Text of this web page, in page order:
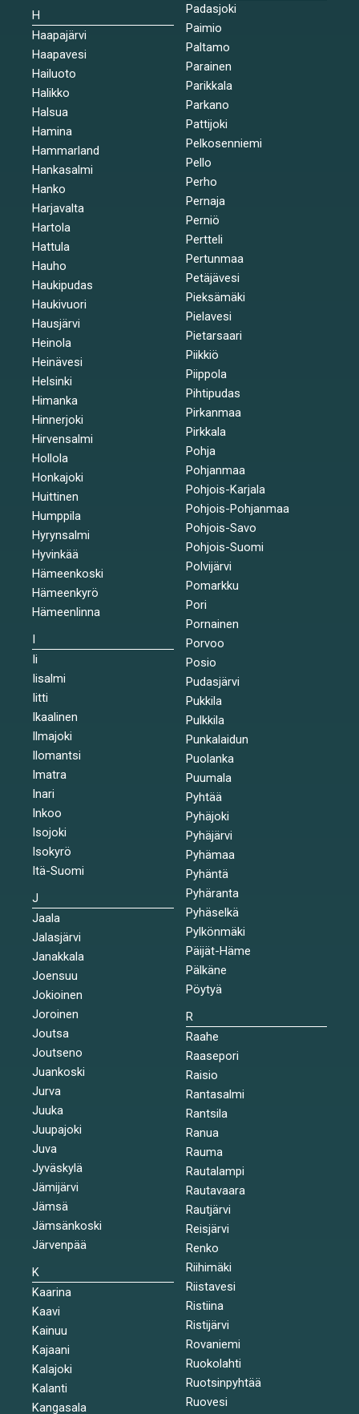
H
Haapajärvi
Haapavesi
Hailuoto
Halikko
Halsua
Hamina
Hammarland
Hankasalmi
Hanko
Harjavalta
Hartola
Hattula
Hauho
Haukipudas
Haukivuori
Hausjärvi
Heinola
Heinävesi
Helsinki
Himanka
Hinnerjoki
Hirvensalmi
Hollola
Honkajoki
Huittinen
Humppila
Hyrynsalmi
Hyvinkää
Hämeenkoski
Hämeenkyrö
Hämeenlinna
I
Ii
Iisalmi
Iitti
Ikaalinen
Ilmajoki
Ilomantsi
Imatra
Inari
Inkoo
Isojoki
Isokyrö
Itä-Suomi
J
Jaala
Jalasjärvi
Janakkala
Joensuu
Jokioinen
Joroinen
Joutsa
Joutseno
Juankoski
Jurva
Juuka
Juupajoki
Juva
Jyväskylä
Jämijärvi
Jämsä
Jämsänkoski
Järvenpää
K
Kaarina
Kaavi
Kainuu
Kajaani
Kalajoki
Kalanti
Kangasala
Padasjoki
Paimio
Paltamo
Parainen
Parikkala
Parkano
Pattijoki
Pelkosenniemi
Pello
Perho
Pernaja
Perniö
Pertteli
Pertunmaa
Petäjävesi
Pieksämäki
Pielavesi
Pietarsaari
Piikkiö
Piippola
Pihtipudas
Pirkanmaa
Pirkkala
Pohja
Pohjanmaa
Pohjois-Karjala
Pohjois-Pohjanmaa
Pohjois-Savo
Pohjois-Suomi
Polvijärvi
Pomarkku
Pori
Pornainen
Porvoo
Posio
Pudasjärvi
Pukkila
Pulkkila
Punkalaidun
Puolanka
Puumala
Pyhtää
Pyhäjoki
Pyhäjärvi
Pyhämaa
Pyhäntä
Pyhäranta
Pyhäselkä
Pylkönmäki
Päijät-Häme
Pälkäne
Pöytyä
R
Raahe
Raasepori
Raisio
Rantasalmi
Rantsila
Ranua
Rauma
Rautalampi
Rautavaara
Rautjärvi
Reisjärvi
Renko
Riihimäki
Riistavesi
Ristiina
Ristijärvi
Rovaniemi
Ruokolahti
Ruotsinpyhtää
Ruovesi